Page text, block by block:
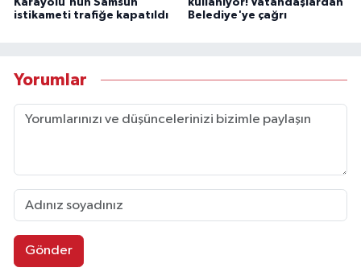
Karayolu'nun Samsun
istikameti trafiğe kapatıldı
kullanıyor! Vatandaşlardan
Belediye'ye çağrı
Yorumlar
Gönder